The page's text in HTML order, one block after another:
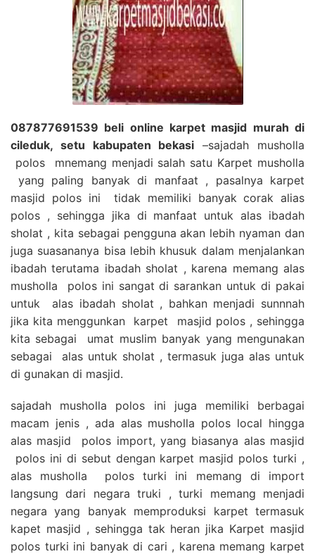
087877691539 beli online karpet masjid murah di
cileduk, setu kabupaten bekasi –sajadah musholla
polos mnemang menjadi salah satu Karpet musholla
yang paling banyak di manfaat , pasalnya karpet
masjid polos ini tidak memiliki banyak corak alias
polos , sehingga jika di manfaat untuk alas ibadah
sholat , kita sebagai pengguna akan lebih nyaman dan
juga suasananya bisa lebih khusuk dalam menjalankan
ibadah terutama ibadah sholat , karena memang alas
musholla polos ini sangat di sarankan untuk di pakai
untuk alas ibadah sholat , bahkan menjadi sunnnah
jika kita menggunkan karpet masjid polos , sehingga
kita sebagai umat muslim banyak yang mengunakan
sebagai alas untuk sholat , termasuk juga alas untuk
di gunakan di masjid.
sajadah musholla polos ini juga memiliki berbagai
macam jenis , ada alas musholla polos local hingga
alas masjid polos import, yang biasanya alas masjid
polos ini di sebut dengan karpet masjid polos turki ,
alas musholla polos turki ini memang di import
langsung dari negara truki , turki memang menjadi
negara yang banyak memproduksi karpet termasuk
kapet masjid , sehingga tak heran jika Karpet masjid
polos turki ini banyak di cari , karena memang karpet